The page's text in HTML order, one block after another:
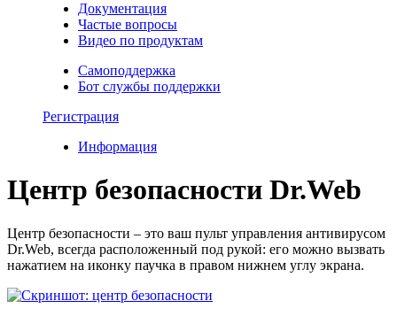
Документация
Частые вопросы
Видео по продуктам
Самоподдержка
Бот службы поддержки
Регистрация
Информация
Центр безопасности Dr.Web
Центр безопасности – это ваш пульт управления антивирусом
Dr.Web, всегда расположенный под рукой: его можно вызвать
нажатием на иконку паучка в правом нижнем углу экрана.